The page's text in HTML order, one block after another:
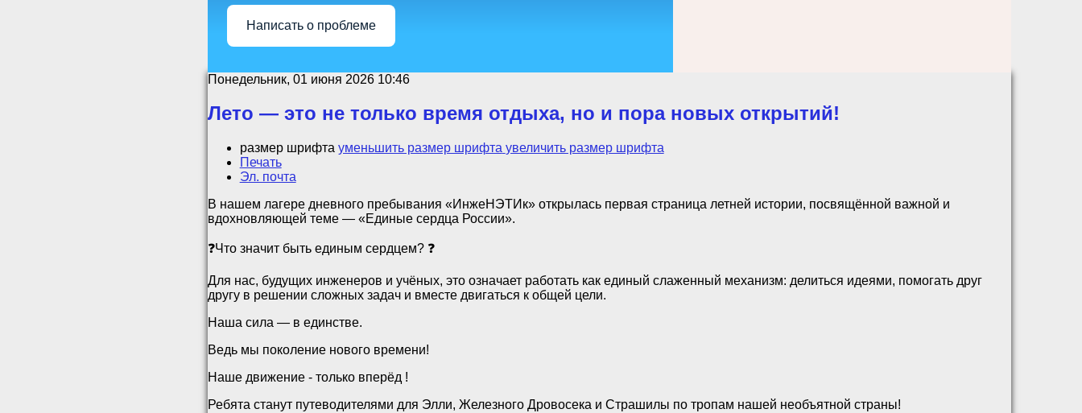
Написать о проблеме
Понедельник, 01 июня 2026 10:46
Лето — это не только время отдыха, но и пора новых открытий!
размер шрифта уменьшить размер шрифта увеличить размер шрифта
Печать
Эл. почта
В нашем лагере дневного пребывания «ИнжеНЭТИк» открылась первая страница летней истории, посвящённой важной и
вдохновляющей теме — «Единые сердца России».
❓Что значит быть единым сердцем? ❓
Для нас, будущих инженеров и учёных, это означает работать как единый слаженный механизм: делиться идеями, помогать друг
другу в решении сложных задач и вместе двигаться к общей цели.
Наша сила — в единстве.
️Ведь мы поколение нового времени!
Наше движение - только вперёд !
Ребята станут путеводителями для Элли, Железного Дровосека и Страшилы по тропам нашей необъятной страны!